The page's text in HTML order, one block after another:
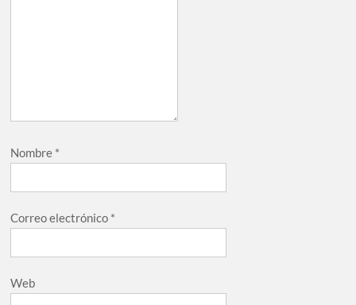
Nombre *
Correo electrónico *
Web